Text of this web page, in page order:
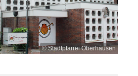
© Stadtpfarrei Oberhausen